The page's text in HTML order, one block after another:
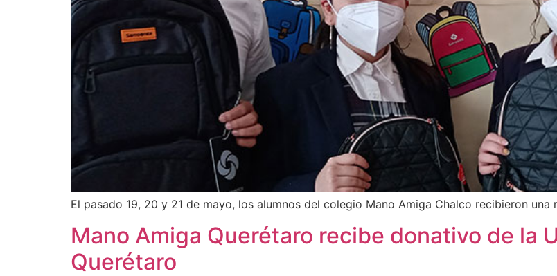
El pasado 19, 20 y 21 de mayo, los alumnos del colegio Mano Amiga Chalco recibieron
Mano Amiga Querétaro recibe donativo de la
Querétaro